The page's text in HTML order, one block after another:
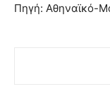
Πηγή: Αθηναϊκό-